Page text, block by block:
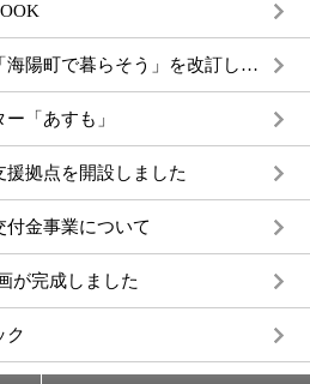
海陽町移住ガイドブック「海陽町で暮らそう」を改訂しました
「あすも」
拠点を開設しました
金事業について
が完成しました
ク